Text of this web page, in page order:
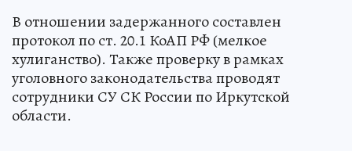
В отношении задержанного составлен
протокол по ст. 20.1 КоАП РФ (мелкое
хулиганство). Также проверку в рамках
уголовного законодательства проводят
сотрудники СУ СК России по Иркутской
области.